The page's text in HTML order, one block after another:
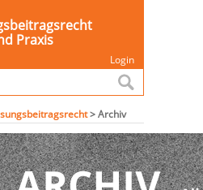
Praxis
Login
>Archiv